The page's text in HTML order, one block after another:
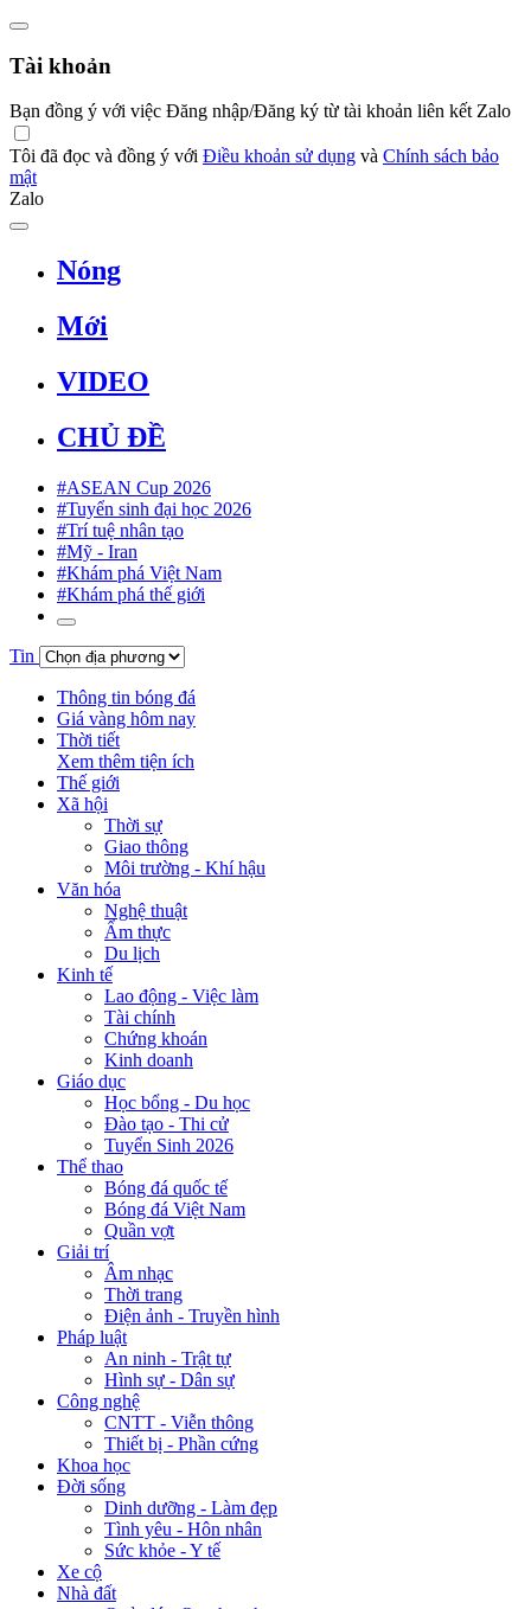
Tài khoản
Bạn đồng ý với việc Đăng nhập/Đăng ký từ tài khoản liên kết Zalo
Tôi đã đọc và đồng ý với Điều khoản sử dụng và Chính sách bảo
mật
Zalo
Nóng
Mới
VIDEO
CHỦ ĐỀ
#ASEAN Cup 2026
#Tuyển sinh đại học 2026
#Trí tuệ nhân tạo
#Mỹ - Iran
#Khám phá Việt Nam
#Khám phá thế giới
Tin
Thông tin bóng đá
Giá vàng hôm nay
Thời tiết
Xem thêm tiện ích
Thế giới
Xã hội
Thời sự
Giao thông
Môi trường - Khí hậu
Văn hóa
Nghệ thuật
Ẩm thực
Du lịch
Kinh tế
Lao động - Việc làm
Tài chính
Chứng khoán
Kinh doanh
Giáo dục
Học bổng - Du học
Đào tạo - Thi cử
Tuyển Sinh 2026
Thể thao
Bóng đá quốc tế
Bóng đá Việt Nam
Quần vợt
Giải trí
Âm nhạc
Thời trang
Điện ảnh - Truyền hình
Pháp luật
An ninh - Trật tự
Hình sự - Dân sự
Công nghệ
CNTT - Viễn thông
Thiết bị - Phần cứng
Khoa học
Đời sống
Dinh dưỡng - Làm đẹp
Tình yêu - Hôn nhân
Sức khỏe - Y tế
Xe cộ
Nhà đất